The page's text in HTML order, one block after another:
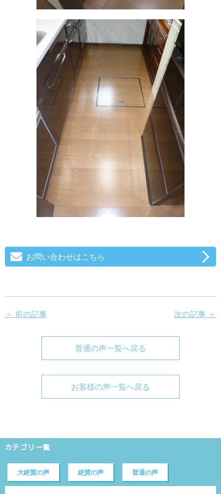
お問い合わせはこちら
＜ 前の記事 次の記事 ＞
普通の声一覧へ戻る
お客様の声一覧へ戻る
カテゴリ一覧
大絶賛の声 絶賛の声 普通の声